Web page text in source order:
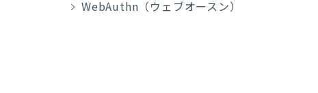
WebAuthn（ウェブオースン）